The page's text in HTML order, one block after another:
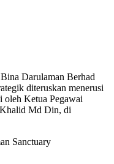
Darulaman Berhad
diteruskan menerusi
oleh Ketua Pegawai
Md Din, di
Sanctuary